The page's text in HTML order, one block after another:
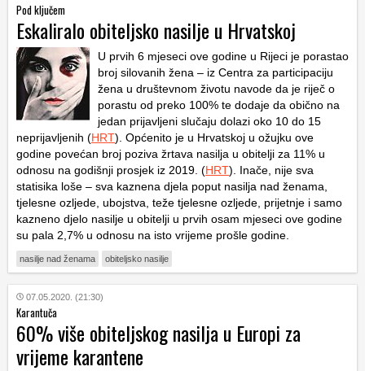
Pod ključem
Eskaliralo obiteljsko nasilje u Hrvatskoj
U prvih 6 mjeseci ove godine u Rijeci je porastao
broj silovanih žena – iz Centra za participaciju
žena u društevnom životu navode da je riječ o
porastu od preko 100% te dodaje da obično na
jedan prijavljeni slučaju dolazi oko 10 do 15
neprijavljenih (HRT). Općenito je u Hrvatskoj u ožujku ove
godine povećan broj poziva žrtava nasilja u obitelji za 11% u
odnosu na godišnji prosjek iz 2019. (HRT). Inače, nije sva
statisika loše – sva kaznena djela poput nasilja nad ženama,
tjelesne ozljede, ubojstva, teže tjelesne ozljede, prijetnje i samo
kazneno djelo nasilje u obitelji u prvih osam mjeseci ove godine
su pala 2,7% u odnosu na isto vrijeme prošle godine.
nasilje nad ženama obiteljsko nasilje
07.05.2020. (21:30)
Karantuča
60% više obiteljskog nasilja u Europi za
vrijeme karantene